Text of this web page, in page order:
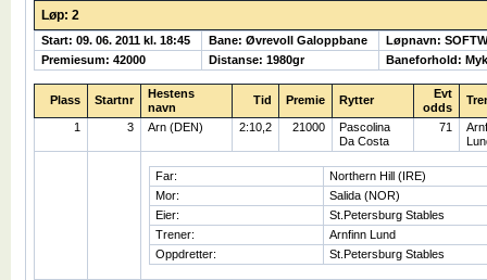
Løp: 2
Start: 09. 06. 2011 kl. 18:45 Bane: Øvrevoll Galoppbane
Løpnavn:
Premiesum: 42000
Distanse: 1980gr Baneforhold: Myk
Plass Startnr
Hestens
navn
Tid Premie Rytter
Evt
odds
1 3 Arn (DEN) 2:10,2 21000
Pascolina
Da Costa
71
Far:
Northern Hill (IRE)
Mor:
Salida (NOR)
Eier:
St.Petersburg Stables
Trener:
Arnfinn Lund
Oppdretter:
St.Petersburg Stables